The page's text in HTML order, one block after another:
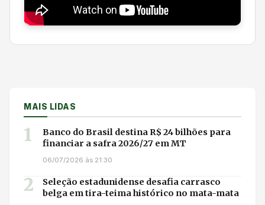
MAIS LIDAS
1
Banco do Brasil destina R$ 24 bilhões para
financiar a safra 2026/27 em MT
06/07/2026 às 21:30
2
Seleção estadunidense desafia carrasco
belga em tira-teima histórico no mata-mata